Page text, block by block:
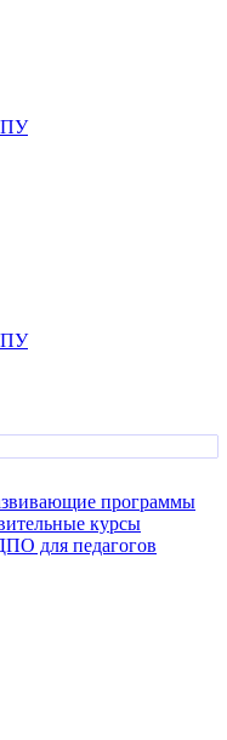
программы
курсы
для педагогов